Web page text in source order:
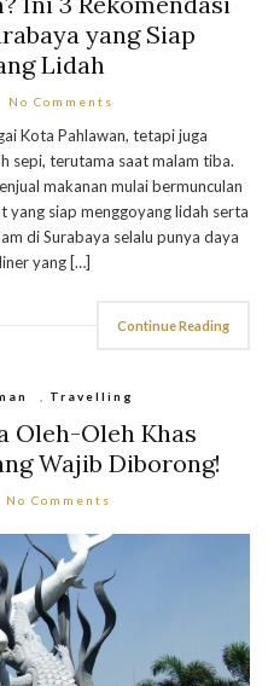
yang Siap
Lidah
No Comments
Kota Pahlawan, tetapi juga
sepi, terutama saat malam tiba.
makanan mulai bermunculan
yang siap menggoyang lidah serta
di Surabaya selalu punya daya
yang […]
Continue Reading
Travelling
Oleh-Oleh Khas
Wajib Diborong!
No Comments